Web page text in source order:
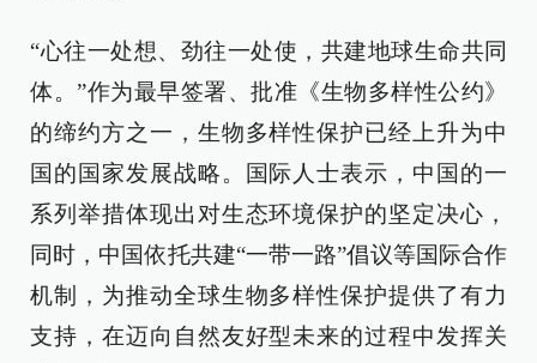
“心往一处想、劲往一处使，共建地球生命共同
体。”作为最早签署、批准《生物多样性公约》
的缔约方之一，生物多样性保护已经上升为中
国的国家发展战略。国际人士表示，中国的一
系列举措体现出对生态环境保护的坚定决心，
同时，中国依托共建“一带一路”倡议等国际合作
机制，为推动全球生物多样性保护提供了有力
支持，在迈向自然友好型未来的过程中发挥关